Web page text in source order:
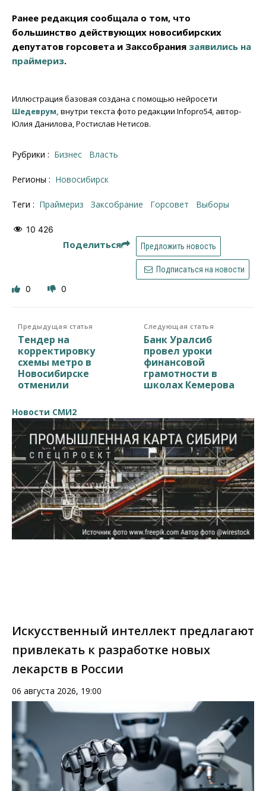
Ранее редакция сообщала о том, что
большинство действующих новосибирских
депутатов горсовета и Заксобрания заявились на
праймериз.
Иллюстрация базовая создана с помощью нейросети
Шедеврум, внутри текста фото редакции Infopro54, автор-
Юлия Данилова, Ростислав Нетисов.
Рубрики : Бизнес Власть
Регионы : Новосибирск
Теги : праймериз заксобрание Горсовет выборы
10 426
Поделиться Предложить новость
Подписаться на новости
0 0
Предыдущая статья
Тендер на
корректировку
схемы метро в
Новосибирске
отменили
Следующая статья
Банк Уралсиб
провел уроки
финансовой
грамотности в
школах Кемерова
Новости СМИ2
Искусственный интеллект предлагают
привлекать к разработке новых
лекарств в России
06 августа 2026, 19:00